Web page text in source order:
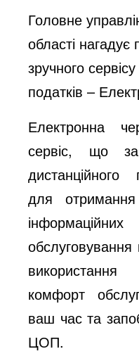
Головне
області
зручного
податків –
Електронна
сервіс, що
для отримання
комфорт
ваш час та
ЦОП.